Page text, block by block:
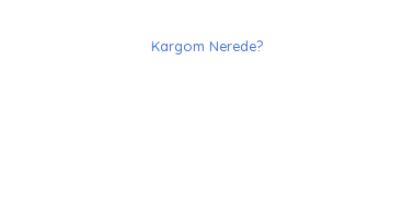
Kargom Nerede?